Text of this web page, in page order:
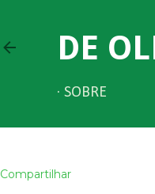
DE
SOBRE
Compartilhar